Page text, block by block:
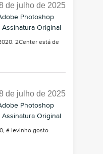
de julho de 2025
Photoshop
Assinatura Original
2Center está de
de julho de 2025
Photoshop
Assinatura Original
é levinho gosto